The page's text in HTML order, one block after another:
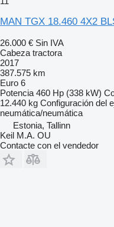
MAN TGX 18.460 4X2
26.000 € Sin IVA
Cabeza tractora
2017
387.575 km
Euro 6
Potencia 460 Hp (338 kW)
12.440 kg Configuración del
neumática/neumática
Estonia, Tallinn
Keil M.A. OU
Contacte con el vendedor